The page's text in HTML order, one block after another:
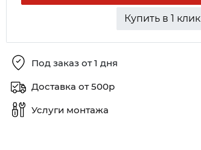
Купить в 1 клик
Под заказ от 1 дня
Доставка от 500р
Услуги монтажа